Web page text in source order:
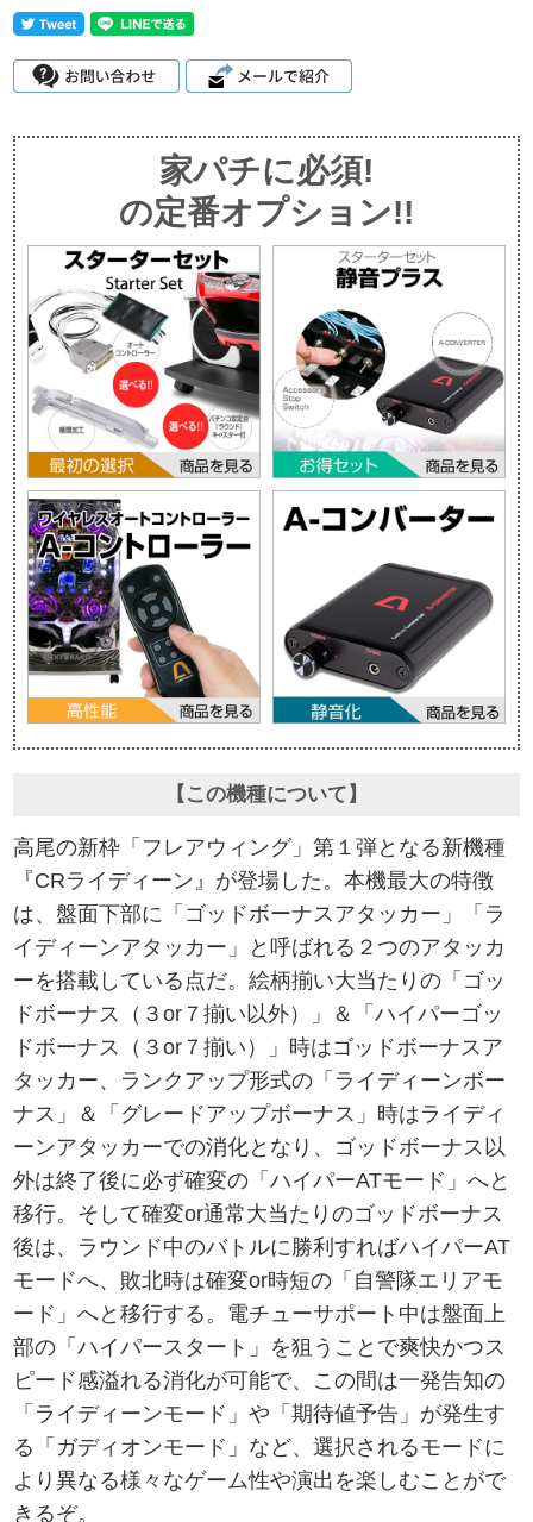
家パチに必須!
の定番オプション!!
【この機種について】
高尾の新枠「フレアウィング」第１弾となる新機種
『CRライディーン』が登場した。本機最大の特徴
は、盤面下部に「ゴッドボーナスアタッカー」「ラ
イディーンアタッカー」と呼ばれる２つのアタッカ
ーを搭載している点だ。絵柄揃い大当たりの「ゴッ
ドボーナス（３or７揃い以外）」＆「ハイパーゴッ
ドボーナス（３or７揃い）」時はゴッドボーナスア
タッカー、ランクアップ形式の「ライディーンボー
ナス」＆「グレードアップボーナス」時はライディ
ーンアタッカーでの消化となり、ゴッドボーナス以
外は終了後に必ず確変の「ハイパーATモード」へと
移行。そして確変or通常大当たりのゴッドボーナス
後は、ラウンド中のバトルに勝利すればハイパーAT
モードへ、敗北時は確変or時短の「自警隊エリアモ
ード」へと移行する。電チューサポート中は盤面上
部の「ハイパースタート」を狙うことで爽快かつス
ピード感溢れる消化が可能で、この間は一発告知の
「ライディーンモード」や「期待値予告」が発生す
る「ガディオンモード」など、選択されるモードに
より異なる様々なゲーム性や演出を楽しむことがで
きるぞ。